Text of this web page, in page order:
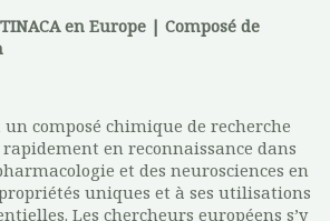
en Europe | Composé de
un composé chimique de recherche
en reconnaissance dans
et des neurosciences en
uniques et à ses utilisations
Les chercheurs européens s’y